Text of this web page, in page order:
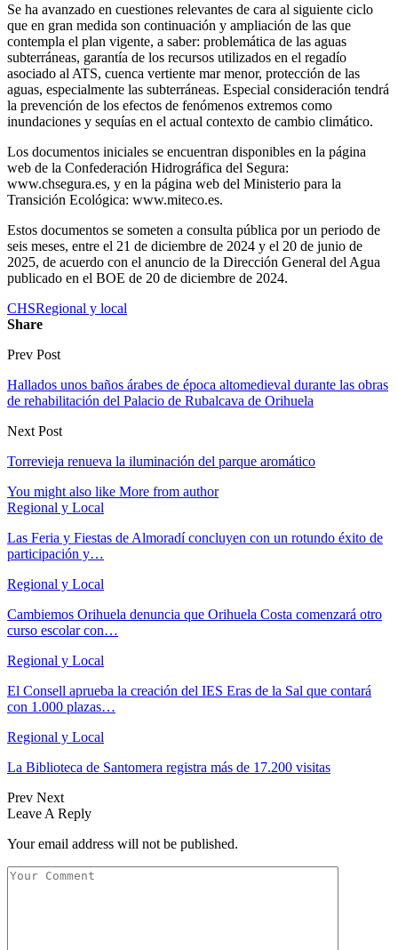
Se ha avanzado en cuestiones relevantes de cara al siguiente ciclo
que en gran medida son continuación y ampliación de las que
contempla el plan vigente, a saber: problemática de las aguas
subterráneas, garantía de los recursos utilizados en el regadío
asociado al ATS, cuenca vertiente mar menor, protección de las
aguas, especialmente las subterráneas. Especial consideración tendrá
la prevención de los efectos de fenómenos extremos como
inundaciones y sequías en el actual contexto de cambio climático.
Los documentos iniciales se encuentran disponibles en la página
web de la Confederación Hidrográfica del Segura:
www.chsegura.es, y en la página web del Ministerio para la
Transición Ecológica: www.miteco.es.
Estos documentos se someten a consulta pública por un periodo de
seis meses, entre el 21 de diciembre de 2024 y el 20 de junio de
2025, de acuerdo con el anuncio de la Dirección General del Agua
publicado en el BOE de 20 de diciembre de 2024.
CHSRegional y local
Share
Prev Post
Hallados unos baños árabes de época altomedieval durante las obras
de rehabilitación del Palacio de Rubalcava de Orihuela
Next Post
Torrevieja renueva la iluminación del parque aromático
You might also like More from author
Regional y Local
Las Feria y Fiestas de Almoradí concluyen con un rotundo éxito de
participación y…
Regional y Local
Cambiemos Orihuela denuncia que Orihuela Costa comenzará otro
curso escolar con…
Regional y Local
El Consell aprueba la creación del IES Eras de la Sal que contará
con 1.000 plazas…
Regional y Local
La Biblioteca de Santomera registra más de 17.200 visitas
Prev Next
Leave A Reply
Your email address will not be published.